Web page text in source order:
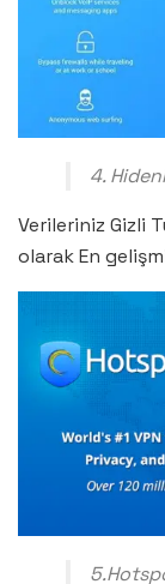
4.
Verileriniz Gizli
olarak En